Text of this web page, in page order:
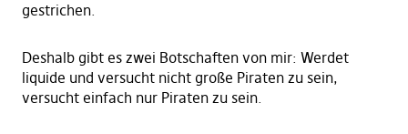
gestrichen.
Deshalb gibt es zwei Botschaften von mir: Werdet
liquide und versucht nicht große Piraten zu sein,
versucht einfach nur Piraten zu sein.